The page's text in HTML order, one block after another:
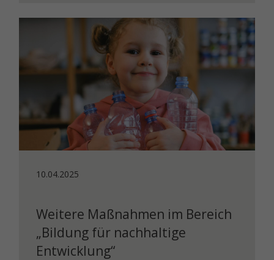
10.04.2025
Weitere Maßnahmen im Bereich
„Bildung für nachhaltige
Entwicklung“